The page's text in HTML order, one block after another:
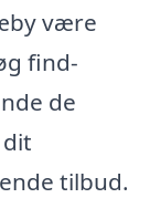
være
find-
de
tilbud.